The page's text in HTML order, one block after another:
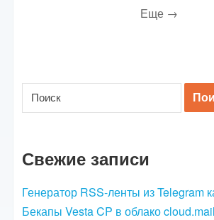
Еще →
Свежие записи
Генератор RSS-ленты из Telegram
Бекапы Vesta CP в облако